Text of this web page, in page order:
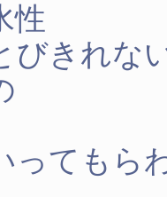
性
びきれな
ってもら